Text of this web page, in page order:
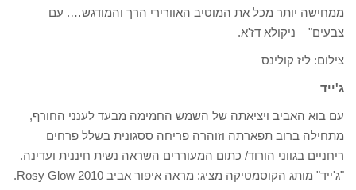
ממחישה יותר מכל את המוטיב האוורירי הרך והמודגש…. עם
צבעים" – ניקולא דז'א.
צילום: ליז קולינס
ג'ייד
עם בוא האביב ויציאתה של השמש החמימה מבעד לענני החורף,
מתחילה ברוב תפארתה וזוהרה פריחה ססגונית בשלל פרחים
ריחניים בגווני הורוד/ כתום המעוררים השראה נשית חיננית ועדינה.
"ג'ייד" מותג הקוסמטיקה מציג: מראה איפור אביב 2010 Rosy Glow.